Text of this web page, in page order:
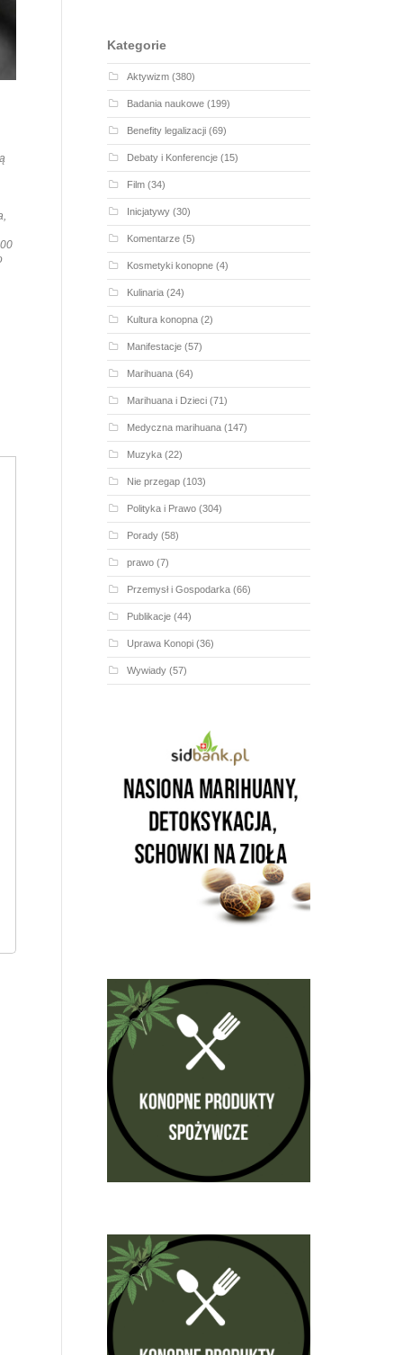
Kategorie
Aktywizm(380)
Badania naukowe(199)
Benefity legalizacji(69)
Debaty i Konferencje(15)
Film(34)
Inicjatywy(30)
Komentarze(5)
Kosmetyki konopne(4)
Kulinaria(24)
Kultura konopna(2)
Manifestacje(57)
Marihuana(64)
Marihuana i Dzieci(71)
Medyczna marihuana(147)
Muzyka(22)
Nie przegap(103)
Polityka i Prawo(304)
Porady(58)
prawo(7)
Przemysł i Gospodarka(66)
Publikacje(44)
Uprawa Konopi(36)
Wywiady(57)